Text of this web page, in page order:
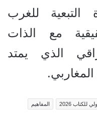
التبعية للغرب
مع الذات
الذي يمتد
للكتاب 2026 المفاهيم